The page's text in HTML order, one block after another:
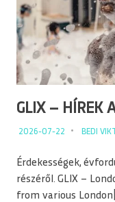
GLIX – HÍREK
2026-07-22 BEDI
Érdekességek,
részéről. GLIX –
from various